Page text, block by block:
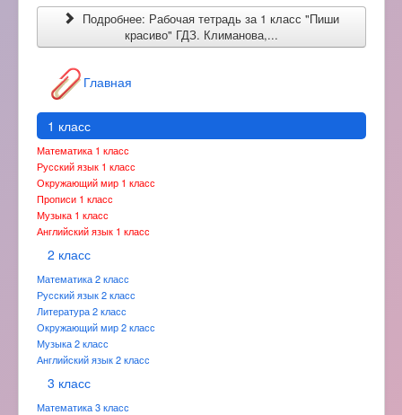
Подробнее: Рабочая тетрадь за 1 класс "Пиши
красиво" ГДЗ. Климанова,...
Главная
1 класс
Математика 1 класс
Русский язык 1 класс
Окружающий мир 1 класс
Прописи 1 класс
Музыка 1 класс
Английский язык 1 класс
2 класс
Математика 2 класс
Русский язык 2 класс
Литература 2 класс
Окружающий мир 2 класс
Музыка 2 класс
Английский язык 2 класс
3 класс
Математика 3 класс